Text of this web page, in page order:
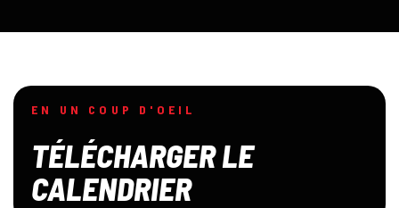
EN UN COUP D'OEIL
TÉLÉCHARGER LE
CALENDRIER